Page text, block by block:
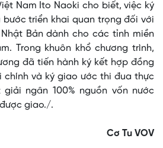
Nam Ito Naoki cho biết, việc ký
bước triển khai quan trọng đối với
Bản dành cho các tỉnh miền
Trong khuôn khổ chương trình,
đã tiến hành ký kết hợp đồng
chính và ký giao ước thi đua thực
ngân 100% nguồn vốn nước
giao./.
Cơ Tu VOV